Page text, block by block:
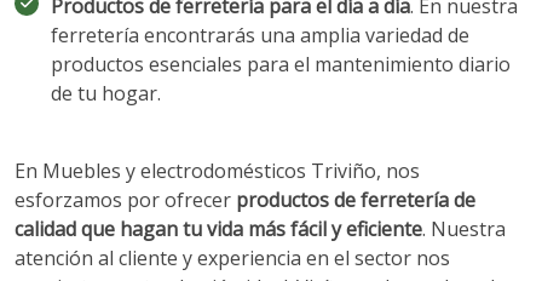
Productos de ferretería para el día a día. En nuestra
ferretería encontrarás una amplia variedad de
productos esenciales para el mantenimiento diario
de tu hogar.
En Muebles y electrodomésticos Triviño, nos
esforzamos por ofrecer productos de ferretería de
calidad que hagan tu vida más fácil y eficiente. Nuestra
atención al cliente y experiencia en el sector nos